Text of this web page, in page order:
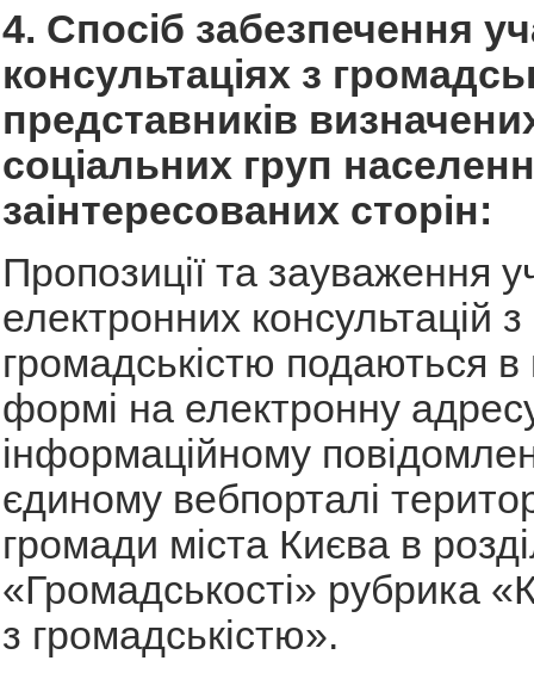
4. Спосіб забезпечення
консультаціях з
представників
соціальних груп
заінтересованих сторін:
Пропозиції та зауваження
електронних консультацій з
громадськістю подаються в
формі на електронну
інформаційному
єдиному вебпорталі
громади міста Києва в
«Громадськості» рубрика
з громадськістю».